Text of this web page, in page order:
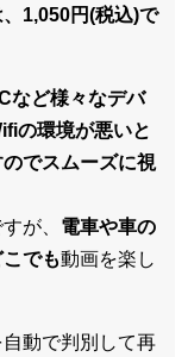
1,050円(税込)で
など様々なデバ
の環境が悪いと
でスムーズに視
が、 電車や車の
でも動画を楽し
動で判別して再